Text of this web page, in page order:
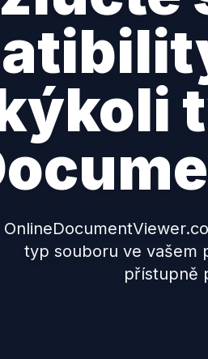
typ souboru ve vašem
přístupně